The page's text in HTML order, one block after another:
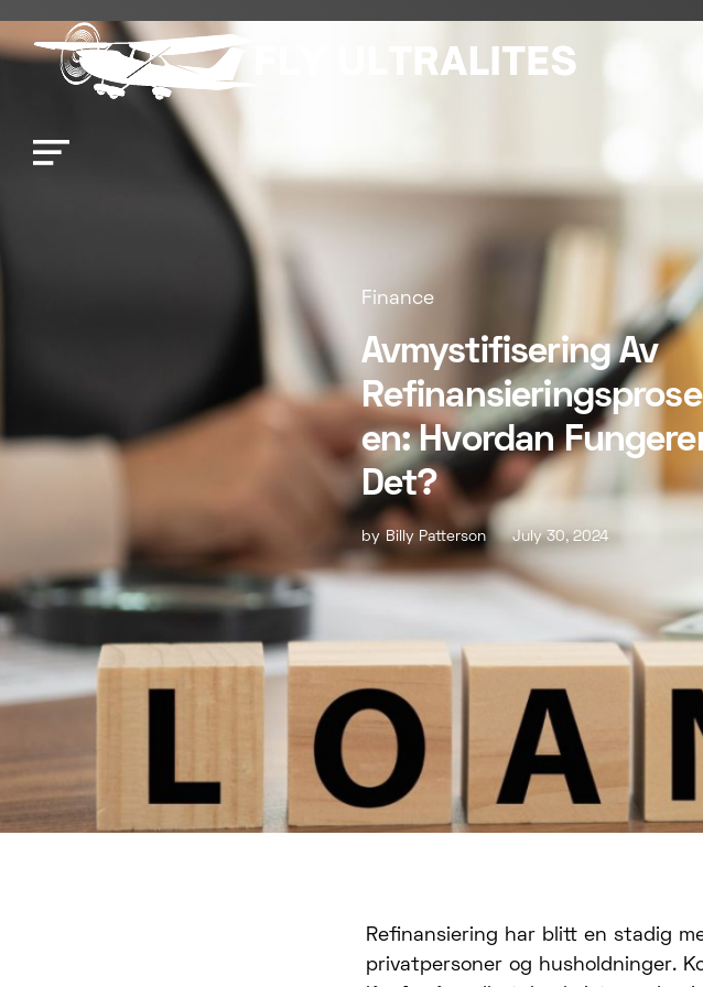
Finance
Avmystifisering Av
en: Hvordan
Det?
by Billy Patterson July 30, 2024
Refinansiering har blitt en stadig
privatpersoner og husholdninger.